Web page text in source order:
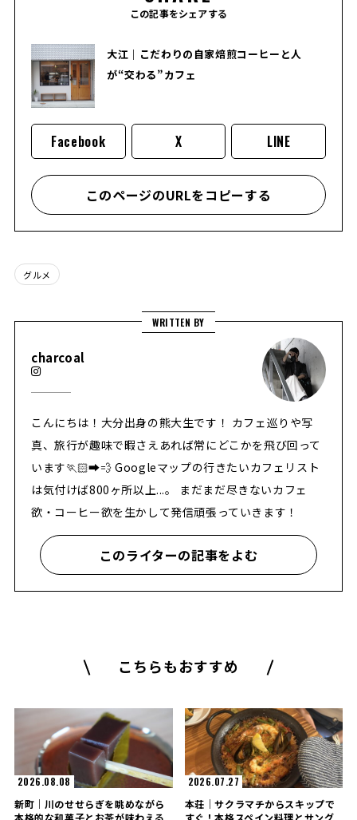
この記事をシェアする
大江｜こだわりの自家焙煎コーヒーと人
が“交わる”カフェ
Facebook X LINE
このページのURLをコピーする
グルメ
WRITTEN BY
charcoal
こんにちは！大分出身の熊大生です！ カフェ巡りや写
真、旅行が趣味で暇さえあれば常にどこかを飛び回って
います🏃🏻‍➡️💨 Googleマップの行きたいカフェリスト
は気付けば800ヶ所以上...。 まだまだ尽きないカフェ
欲・コーヒー欲を生かして発信頑張っていきます！
このライターの記事をよむ
こちらもおすすめ
2026.08.08
新町｜川のせせらぎを眺めながら
2026.07.27
本荘｜サクラマチからスキップで